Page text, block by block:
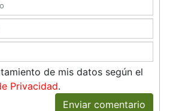
de mis datos según el
Privacidad.
Enviar comentario